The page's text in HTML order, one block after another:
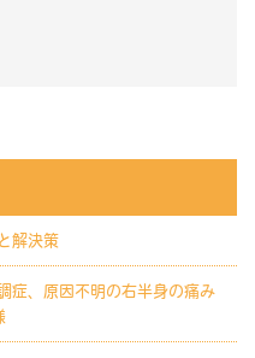
解決策
症、原因不明の右半身の痛み